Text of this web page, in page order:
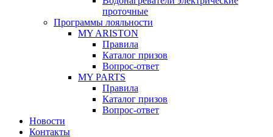
проточные
Программы лояльности
MY ARISTON
Правила
Каталог призов
Вопрос-ответ
MY PARTS
Правила
Каталог призов
Вопрос-ответ
Новости
Контакты